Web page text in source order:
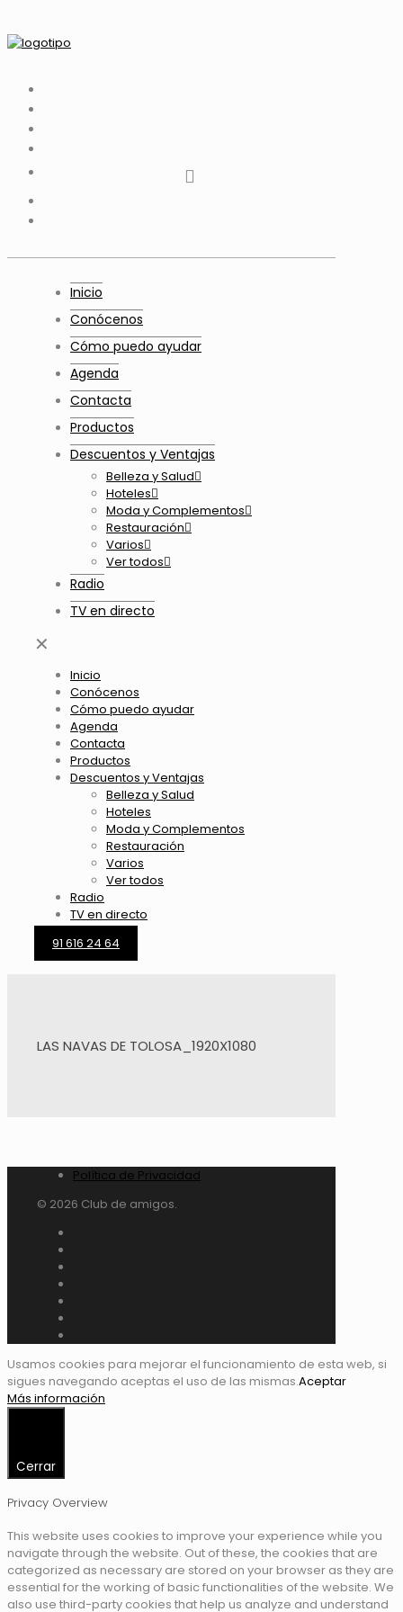
Youtube
Inicio
Conócenos
Cómo puedo ayudar
Agenda
Contacta
Productos
Descuentos y Ventajas
Belleza y Salud
Hoteles
Moda y Complementos
Restauración
Varios
Ver todos
Radio
TV en directo
✕
Inicio
Conócenos
Cómo puedo ayudar
Agenda
Contacta
Productos
Descuentos y Ventajas
Belleza y Salud
Hoteles
Moda y Complementos
Restauración
Varios
Ver todos
Radio
TV en directo
91 616 24 64
LAS NAVAS DE TOLOSA_1920X1080
Política de Privacidad
© 2026 Club de amigos.
Usamos cookies para mejorar el funcionamiento de esta web, si
sigues navegando aceptas el uso de las mismas.Aceptar
Más información
Cerrar
Privacy Overview
This website uses cookies to improve your experience while you
navigate through the website. Out of these, the cookies that are
categorized as necessary are stored on your browser as they are
essential for the working of basic functionalities of the website. We
also use third-party cookies that help us analyze and understand